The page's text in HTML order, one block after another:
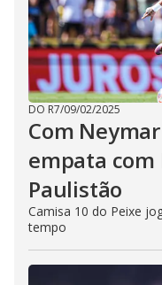
DO R7/09/02/2025
Com
empata
Paulistão
Camisa 10 do Peixe
tempo